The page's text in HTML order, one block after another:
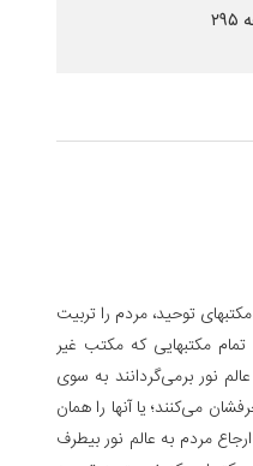
توحید، مردم را تربیت
مکتبهایی که مکتب غیر
نور برمی‌گردانند به سوی
می‌کنند؛ یا آنها را همان
مردم به عالم نور بیطرف